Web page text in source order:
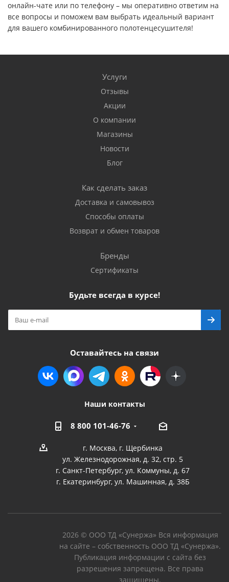
онлайн-чате или по телефону – мы оперативно ответим на
все вопросы и поможем вам выбрать идеальный вариант
для вашего комбинированного полотенцесушителя!
Услуги
Отзывы
Акции
О компании
Магазины
Новости
Блог
Как сделать заказ
Доставка и самовывоз
Способы оплаты
Возврат и обмен товаров
Бренды
Сертификаты
Будьте всегда в курсе!
Оставайтесь на связи
Наши контакты
8 800 101-46-76
г. Москва, г. Щербинка
ул. Железнодорожная, д. 32, стр. 5
г. Санкт-Петербург, ул. Коммуны, д. 67
г. Екатеринбург, ул. Машинная, д. 38Б
2026 © ООО ТД «Сунержа» Вся информация
на сайте – собственность ООО ТД «Сунержа».
Публикация информации с сайта без
разрешения запрещена. Все права
защищены.